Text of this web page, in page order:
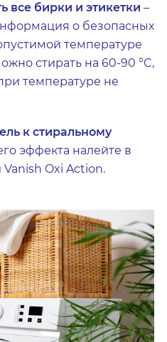
все бирки и этикетки –
о безопасных
температуре
стирать на 60-90 °C,
температуре не
к стиральному
эффекта налейте в
Oxi Action.